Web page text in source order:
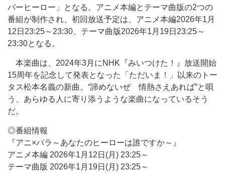
パーヒーロー」となる。アニメ本編とテーマ曲版の2つの
番組が制作され、初回放送予定は、アニメ本編2026年1月
12日23:25～23:30、テーマ曲版2026年1月19日23:25～
23:30となる。
本楽曲は、2024年3月にNHK『みいつけた！』放送開始
15周年を記念して発表となった「ただいま！」以来のトー
タス松本名義の新曲。“諦めないぜ 情熱さえあれば”と唄
う、あらゆる人に寄り添うような楽曲になっているそう
だ。
◎番組情報
『アニ×パラ～あなたのヒーローは誰ですか～』
アニメ本編 2026年1月12日(月) 23:25～
テーマ曲版 2026年1月19日(月) 23:25～